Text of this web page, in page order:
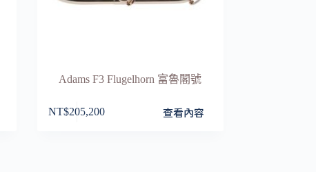
Adams F3 Flugelhorn 富魯閣號
NT$205,200 查看內容